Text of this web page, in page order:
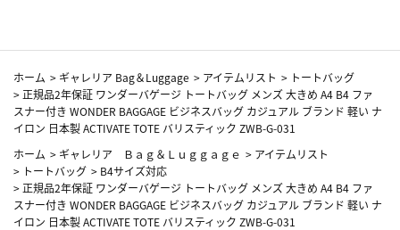
ホーム > ギャレリア Bag＆Luggage > アイテムリスト > トートバッグ
> 正規品2年保証 ワンダーバゲージ トートバッグ メンズ 大きめ A4 B4 ファ
スナー付き WONDER BAGGAGE ビジネスバッグ カジュアル ブランド 軽い ナ
イロン 日本製 ACTIVATE TOTE バリスティック ZWB-G-031
ホーム > ギャレリア Ｂａｇ＆Ｌｕｇｇａｇｅ > アイテムリスト
> トートバッグ > B4サイズ対応
> 正規品2年保証 ワンダーバゲージ トートバッグ メンズ 大きめ A4 B4 ファ
スナー付き WONDER BAGGAGE ビジネスバッグ カジュアル ブランド 軽い ナ
イロン 日本製 ACTIVATE TOTE バリスティック ZWB-G-031